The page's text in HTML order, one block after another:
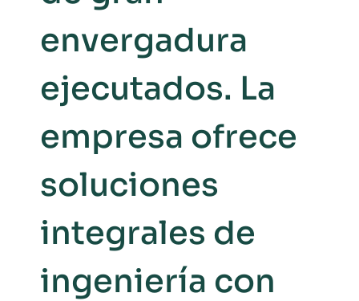
envergadura
ejecutados. La
empresa ofrece
soluciones
integrales de
ingeniería con